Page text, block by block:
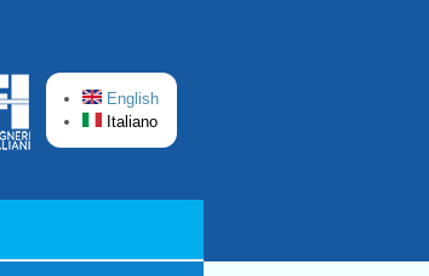
English
Italiano